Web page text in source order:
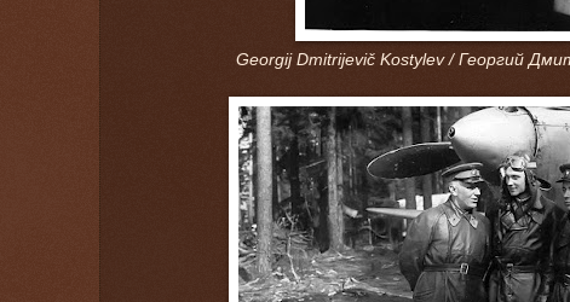
Georgij Dmitrijevič Kostylev / Георгий